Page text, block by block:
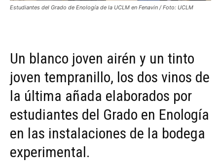
Estudiantes del Grado de Enología de la UCLM en Fenavin / Foto: UCLM
Un blanco joven airén y un tinto
joven tempranillo, los dos vinos de
la última añada elaborados por
estudiantes del Grado en Enología
en las instalaciones de la bodega
experimental.